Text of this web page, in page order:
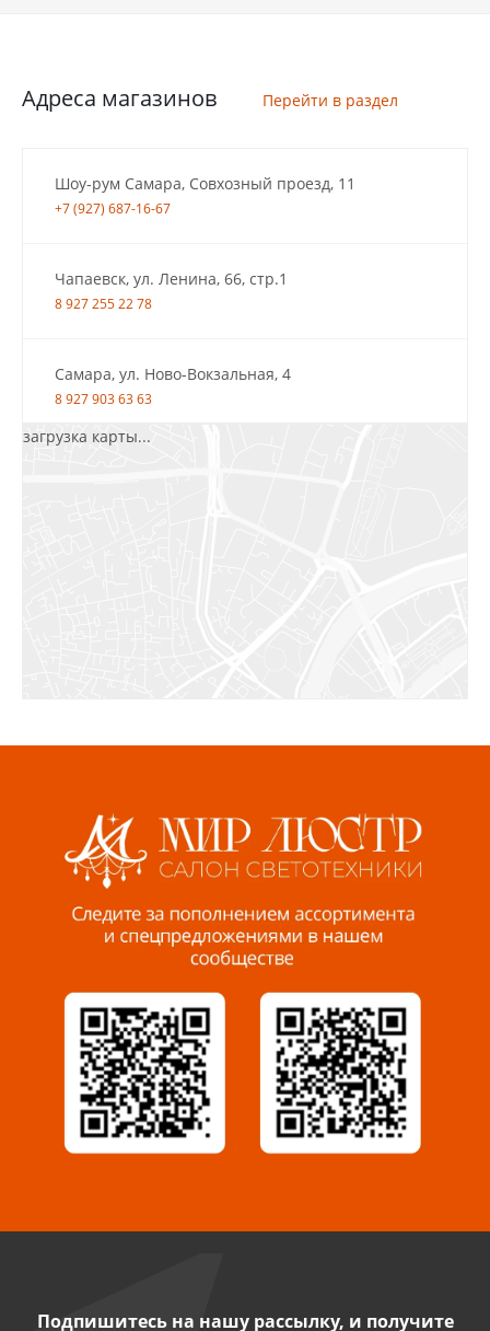
Адреса магазинов Перейти в раздел
Шоу-рум Самара, Совхозный проезд, 11
+7 (927) 687-16-67
Чапаевск, ул. Ленина, 66, стр.1
8 927 255 22 78
Самара, ул. Ново-Вокзальная, 4
8 927 903 63 63
Пенза, ул. Пролетарская, 61 ТЦ "Стройбери"
Миасс, ул. Романенко, 95
8 922 500 30 39
Сызрань, ул. Декабристов, 1А
8 927 009 54 63
Саратов, ул. Танкистов, 37 (БЦ «Дикомп»)
загрузка карты...
Подпишитесь на нашу рассылку, и получите